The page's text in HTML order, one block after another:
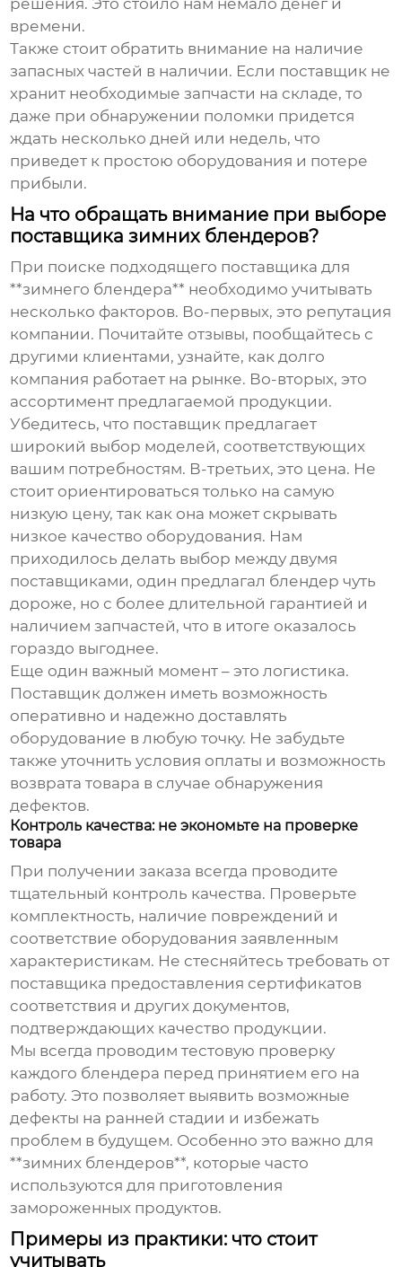
решения. Это стоило нам немало денег и
времени.
Также стоит обратить внимание на наличие
запасных частей в наличии. Если поставщик не
хранит необходимые запчасти на складе, то
даже при обнаружении поломки придется
ждать несколько дней или недель, что
приведет к простою оборудования и потере
прибыли.
На что обращать внимание при выборе
поставщика зимних блендеров?
При поиске подходящего поставщика для
**зимнего блендера** необходимо учитывать
несколько факторов. Во-первых, это репутация
компании. Почитайте отзывы, пообщайтесь с
другими клиентами, узнайте, как долго
компания работает на рынке. Во-вторых, это
ассортимент предлагаемой продукции.
Убедитесь, что поставщик предлагает
широкий выбор моделей, соответствующих
вашим потребностям. В-третьих, это цена. Не
стоит ориентироваться только на самую
низкую цену, так как она может скрывать
низкое качество оборудования. Нам
приходилось делать выбор между двумя
поставщиками, один предлагал блендер чуть
дороже, но с более длительной гарантией и
наличием запчастей, что в итоге оказалось
гораздо выгоднее.
Еще один важный момент – это логистика.
Поставщик должен иметь возможность
оперативно и надежно доставлять
оборудование в любую точку. Не забудьте
также уточнить условия оплаты и возможность
возврата товара в случае обнаружения
дефектов.
Контроль качества: не экономьте на проверке
товара
При получении заказа всегда проводите
тщательный контроль качества. Проверьте
комплектность, наличие повреждений и
соответствие оборудования заявленным
характеристикам. Не стесняйтесь требовать от
поставщика предоставления сертификатов
соответствия и других документов,
подтверждающих качество продукции.
Мы всегда проводим тестовую проверку
каждого блендера перед принятием его на
работу. Это позволяет выявить возможные
дефекты на ранней стадии и избежать
проблем в будущем. Особенно это важно для
**зимних блендеров**, которые часто
используются для приготовления
замороженных продуктов.
Примеры из практики: что стоит
учитывать